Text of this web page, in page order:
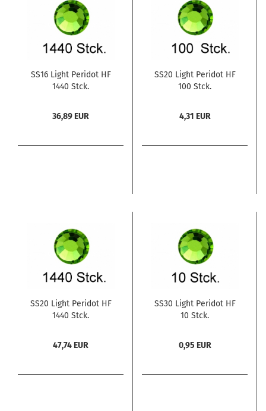
SS16 Light Peridot HF
1440 Stck.
36,89 EUR
SS20 Light Peridot HF
100 Stck.
4,31 EUR
SS20 Light Peridot HF
1440 Stck.
47,74 EUR
SS30 Light Peridot HF
10 Stck.
0,95 EUR